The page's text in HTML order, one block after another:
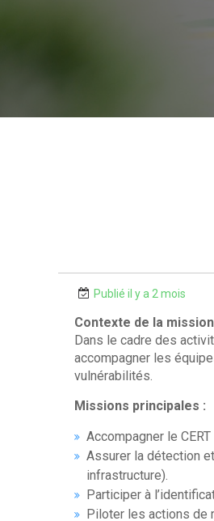
Publié il y a 2 mois
Contexte de la
Dans le cadre des
accompagner les
vulnérabilités.
Missions principales :
Accompagner le
Assurer la détection
infrastructure).
Participer à
Piloter les actions de